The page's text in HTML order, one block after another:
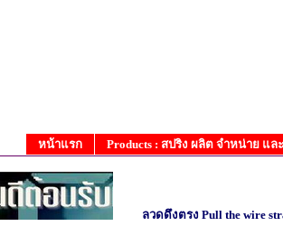
หน้าแรก Products : สปริง ผลิต จำหน่าย แ
ลวดดึงตรง Pull the wire